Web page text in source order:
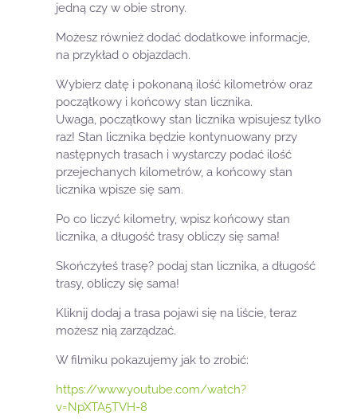
jedną czy w obie strony.
Możesz również dodać dodatkowe informacje,
na przykład o objazdach.
Wybierz datę i pokonaną ilość kilometrów oraz
początkowy i końcowy stan licznika.
Uwaga, początkowy stan licznika wpisujesz tylko
raz! Stan licznika będzie kontynuowany przy
następnych trasach i wystarczy podać ilość
przejechanych kilometrów, a końcowy stan
licznika wpisze się sam.
Po co liczyć kilometry, wpisz końcowy stan
licznika, a długość trasy obliczy się sama!
Skończyłeś trasę? podaj stan licznika, a długość
trasy, obliczy się sama!
Kliknij dodaj a trasa pojawi się na liście, teraz
możesz nią zarządzać.
W filmiku pokazujemy jak to zrobić:
https://www.youtube.com/watch?
v=NpXTA5TVH-8